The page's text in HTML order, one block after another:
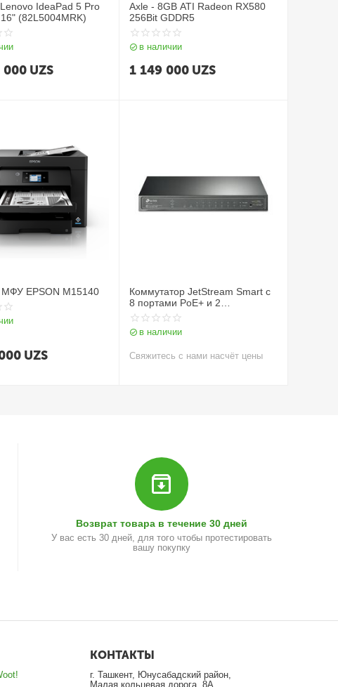
IdeaPad 5 Pro
(82L5004MRK)
000 UZS
Axle - 8GB ATI Radeon RX580
256Bit GDDR5
в наличии
1 149 000 UZS
МФУ EPSON M15140
UZS
Коммутатор JetStream Smart с
8 портами PoE+ и 2
гигабитными портами SFP TL-
SG2210P V4
в наличии
Свяжитесь с нами насчёт цены
Возврат товара в течение 30 дней
У вас есть 30 дней, для того чтобы протестировать
вашу покупку
КОНТАКТЫ
г. Ташкент, Юнусабадский район,
Малая кольцевая дорога, 8А